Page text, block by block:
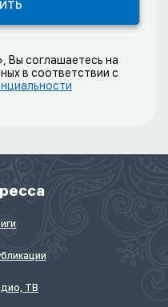
Вы соглашаетесь на
в соответствии с
ТВ